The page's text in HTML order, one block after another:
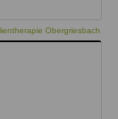
Obergriesbach